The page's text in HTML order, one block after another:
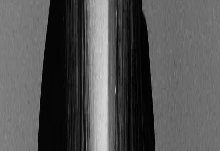
référence est utilisé, préciser en quoi cet indice reflète
ces caractéristiques.
Par exemple, un fonds pourrait déclarer : « Nous plaçons
nos investissements dans des entreprises qui adoptent de
bonnes pratiques sociales ou environnementales ».
Toutefois, la société devra clarifier comment elle intègre ces
critères et comment cet indice reflète ses attributs ESG.
Quelle est l’importance de l’article 6
de la SFDR ?